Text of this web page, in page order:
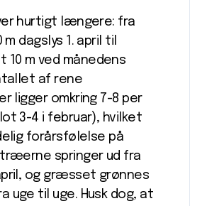
hurtigt længere: fra
m dagslys 1. april til
10 m ved månedens
af rene
ligger omkring 7-8 per
3-4 i februar), hvilket
forårsfølelse på
springer ud fra
og græsset grønnes
uge til uge. Husk dog, at